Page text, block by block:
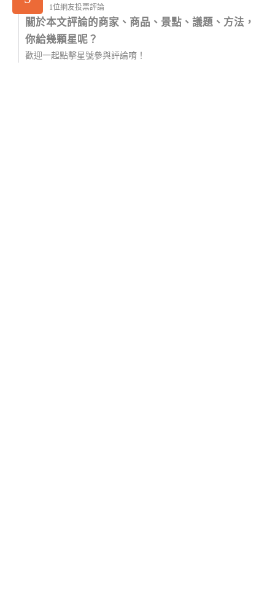
1位網友投票評論
關於本文評論的商家、商品、景點、議題、方法，
你給幾顆星呢？
歡迎一起點擊星號參與評論唷！